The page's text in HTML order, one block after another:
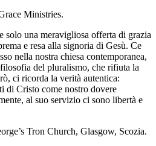
Ministries.
solo una meravigliosa offerta di grazia
e resa alla signoria di Gesù. Ce
nella nostra chiesa contemporanea,
del pluralismo, che rifiuta la
ci ricorda la verità autentica:
di Cristo come nostro dovere
al suo servizio ci sono libertà e
Tron Church, Glasgow, Scozia.